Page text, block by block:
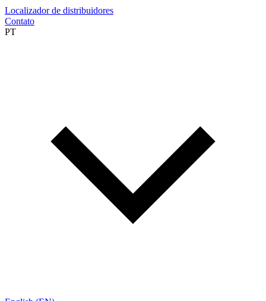
Localizador de distribuidores
Contato
PT